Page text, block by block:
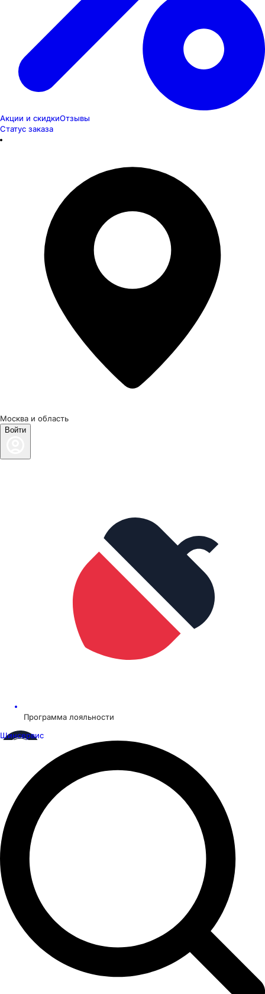
Акции и скидкиОтзывы
Статус заказа
Москва и область
Войти
Программа лояльности
Шинсервис